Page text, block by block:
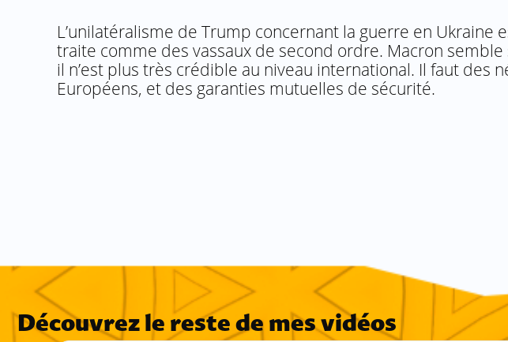
L’unilatéralisme de Trump concernant la guerre en Ukraine
traite comme des vassaux de second ordre. Macron
il n’est plus très crédible au niveau international. Il faut des
Européens, et des garanties mutuelles de sécurité.
Découvrez le reste de mes vidéos